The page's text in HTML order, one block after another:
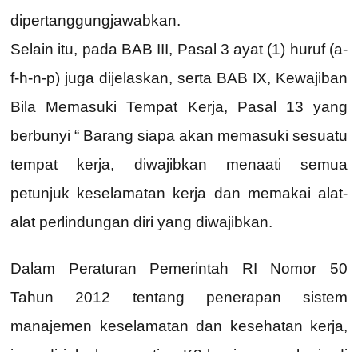
dipertanggungjawabkan.
Selain itu, pada BAB III, Pasal 3 ayat (1) huruf (a-
f-h-n-p) juga dijelaskan, serta BAB IX, Kewajiban
Bila Memasuki Tempat Kerja, Pasal 13 yang
berbunyi “ Barang siapa akan memasuki sesuatu
tempat kerja, diwajibkan menaati semua
petunjuk keselamatan kerja dan memakai alat-
alat perlindungan diri yang diwajibkan.
Dalam Peraturan Pemerintah RI Nomor 50
Tahun 2012 tentang penerapan sistem
manajemen keselamatan dan kesehatan kerja,